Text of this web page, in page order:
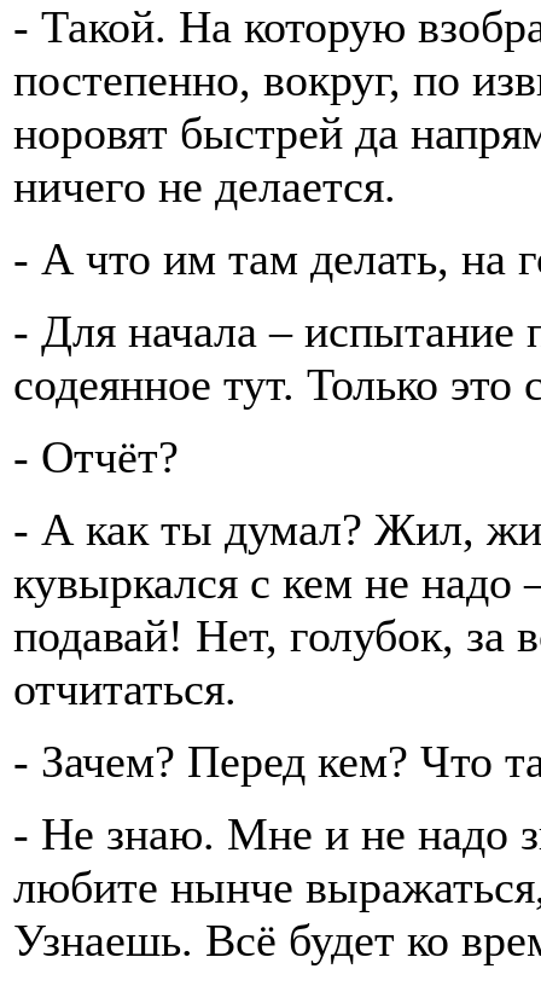
- Такой. На которую
постепенно, вокруг, по
норовят быстрей да
ничего не делается.
- А что им там делать, на
- Для начала – испытание
содеянное тут. Только
- Отчёт?
- А как ты думал? Жил,
кувыркался с кем не надо
подавай! Нет, голубок, за
отчитаться.
- Зачем? Перед кем? Что
- Не знаю. Мне и не надо
любите нынче
Узнаешь. Всё будет ко